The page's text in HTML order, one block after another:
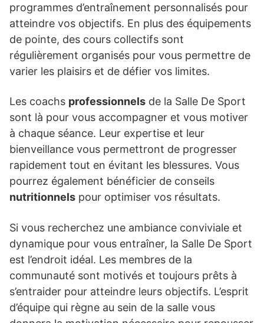
programmes d’entraînement personnalisés pour
atteindre vos objectifs. En plus des équipements
de pointe, des cours collectifs sont
régulièrement organisés pour vous permettre de
varier les plaisirs et de défier vos limites.
Les coachs professionnels de la Salle De Sport
sont là pour vous accompagner et vous motiver
à chaque séance. Leur expertise et leur
bienveillance vous permettront de progresser
rapidement tout en évitant les blessures. Vous
pourrez également bénéficier de conseils
nutritionnels pour optimiser vos résultats.
Si vous recherchez une ambiance conviviale et
dynamique pour vous entraîner, la Salle De Sport
est l’endroit idéal. Les membres de la
communauté sont motivés et toujours prêts à
s’entraider pour atteindre leurs objectifs. L’esprit
d’équipe qui règne au sein de la salle vous